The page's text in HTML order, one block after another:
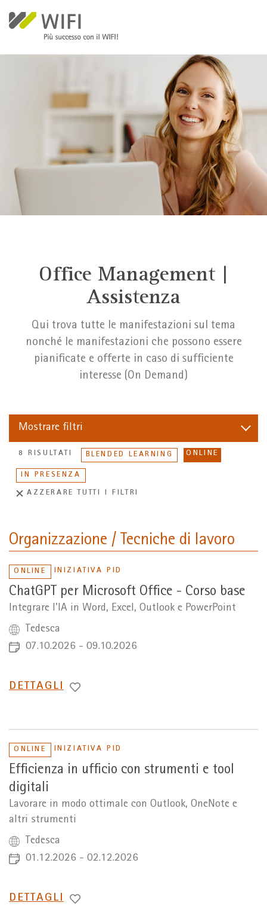
Office Management |
Assistenza
Qui trova tutte le manifestazioni sul tema
nonché le manifestazioni che possono essere
pianificate e offerte in caso di sufficiente
interesse (On Demand)
Mostrare filtri
8 RISULTATI BLENDED LEARNING ONLINE
IN PRESENZA
AZZERARE TUTTI I FILTRI
Organizzazione / Tecniche di lavoro
ONLINE INIZIATIVA PID
ChatGPT per Microsoft Office - Corso base
Integrare l'IA in Word, Excel, Outlook e PowerPoint
Tedesca
07.10.2026 - 09.10.2026
PASSA
DETTAGLI
ONLINE INIZIATIVA PID
Efficienza in ufficio con strumenti e tool
digitali
Lavorare in modo ottimale con Outlook, OneNote e
altri strumenti
Tedesca
01.12.2026 - 02.12.2026
PASSA
DETTAGLI